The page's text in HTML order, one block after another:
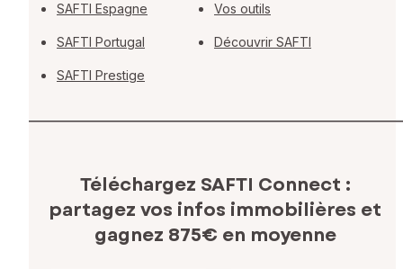
SAFTI Espagne
SAFTI Portugal
SAFTI Prestige
Vos outils
Découvrir SAFTI
Téléchargez SAFTI Connect :
partagez vos infos immobilières et
gagnez 875€ en moyenne